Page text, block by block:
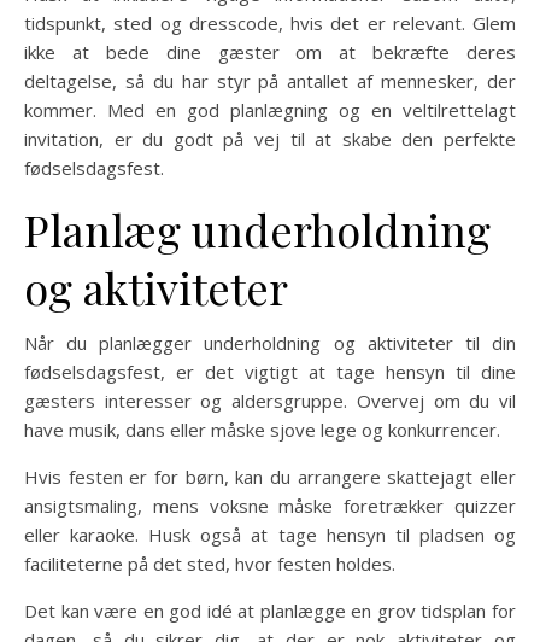
tidspunkt, sted og dresscode, hvis det er relevant. Glem
ikke at bede dine gæster om at bekræfte deres
deltagelse, så du har styr på antallet af mennesker, der
kommer. Med en god planlægning og en veltilrettelagt
invitation, er du godt på vej til at skabe den perfekte
fødselsdagsfest.
Planlæg underholdning
og aktiviteter
Når du planlægger underholdning og aktiviteter til din
fødselsdagsfest, er det vigtigt at tage hensyn til dine
gæsters interesser og aldersgruppe. Overvej om du vil
have musik, dans eller måske sjove lege og konkurrencer.
Hvis festen er for børn, kan du arrangere skattejagt eller
ansigtsmaling, mens voksne måske foretrækker quizzer
eller karaoke. Husk også at tage hensyn til pladsen og
faciliteterne på det sted, hvor festen holdes.
Det kan være en god idé at planlægge en grov tidsplan for